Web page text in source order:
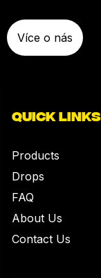
Více o nás
QUICK LINKS
Products
Drops
FAQ
About Us
Contact Us